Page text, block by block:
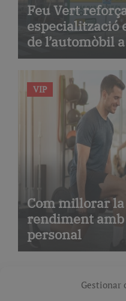
Gestionar
Feu Vert
especialització
de l’automòbil
serveis de
avançada
VIP
Com millorar
rendiment
personal